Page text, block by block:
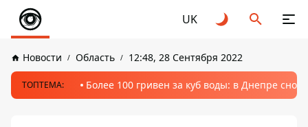
UK
Новости Область 12:48, 28 Сентября 2022
ТОПТЕМА: Более 100 гривен за куб воды: в Днепре